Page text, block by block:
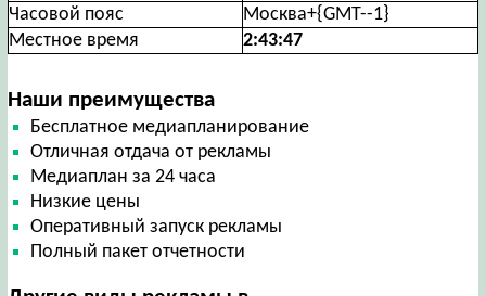
Часовой пояс
Москва+{GMT--1}
Местное время
2:43:48
Наши преимущества
Бесплатное медиапланирование
Отличная отдача от рекламы
Медиаплан за 24 часа
Низкие цены
Оперативный запуск рекламы
Полный пакет отчетности